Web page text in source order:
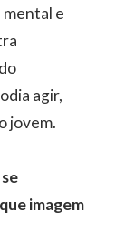
mental e
agir,
jovem.
imagem